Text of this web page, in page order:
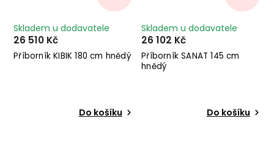
Příborník KIBIK 180 cm hnědý
Skladem u dodavatele
26 510 Kč
Do košíku
Příborník SANAT 145 cm
hnědý
Skladem u dodavatele
26 102 Kč
Do košíku